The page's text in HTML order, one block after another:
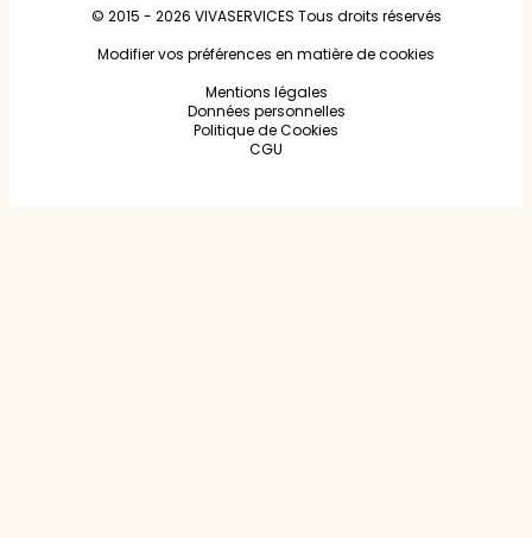
© 2015 - 2026 VIVASERVICES Tous droits réservés
Modifier vos préférences en matière de cookies
Mentions légales
Données personnelles
Politique de Cookies
CGU